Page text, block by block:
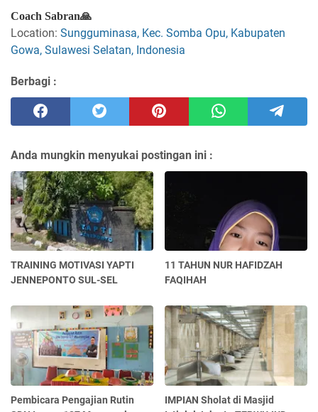
Coach Sabran🙏
Location: Sungguminasa, Kec. Somba Opu, Kabupaten
Gowa, Sulawesi Selatan, Indonesia
Berbagi :
Anda mungkin menyukai postingan ini :
TRAINING MOTIVASI YAPTI
JENNEPONTO SUL-SEL
11 TAHUN NUR HAFIDZAH
FAQIHAH
Pembicara Pengajian Rutin
IMPIAN Sholat di Masjid